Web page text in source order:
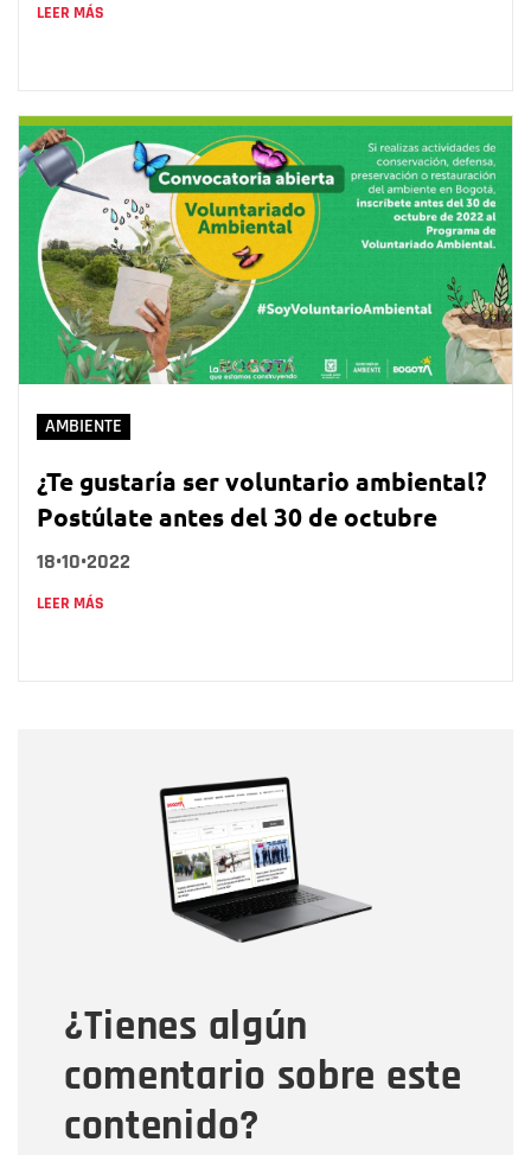
LEER MÁS
AMBIENTE
¿Te gustaría ser voluntario ambiental?
Postúlate antes del 30 de octubre
18•10•2022
LEER MÁS
¿Tienes algún
comentario sobre este
contenido?
Correo electrónico
Tipo de comentario
Mensaje